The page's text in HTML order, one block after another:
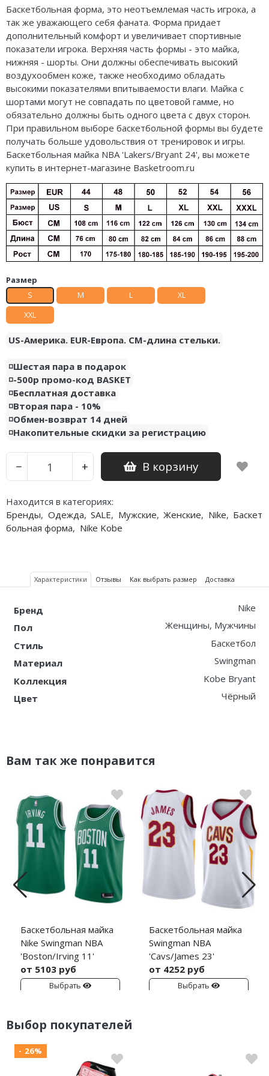
Баскетбольная форма, это неотъемлемая часть игрока, а
так же уважающего себя фаната. Форма придает
дополнительный комфорт и увеличивает спортивные
показатели игрока. Верхняя часть формы - это майка,
нижняя - шорты. Они должны обеспечивать высокий
воздухообмен коже, также необходимо обладать
высокими показателями впитываемости влаги. Майка с
шортами могут не совпадать по цветовой гамме, но
обязательно должны быть одного цвета с двух сторон.
При правильном выборе баскетбольной формы вы будете
получать больше удовольствия от тренировок и игры.
Баскетбольная майка NBA 'Lakers/Bryant 24', вы можете
купить в интернет-магазине Basketroom.ru
Размер
S M L
XL
XXL
US-Америка. EUR-Европа. CM-длина стельки.
◽️Шестая пара в подарок
◽️-500р промо-код BASKET
◽️Бесплатная доставка
◽️Вторая пара - 10%
◽️Обмен-возврат 14 дней
◽️Накопительные скидки за регистрацию
− + В корзину
Находится в категориях:
Бренды, Одежда, SALE, Мужские, Женские, Nike, Баскет
больная форма, Nike Kobe
Характеристики Отзывы Как выбрать размер Доставка
Бренд
Nike
Пол
Женщины, Мужчины
Стиль
Баскетбол
Материал
Swingman
Коллекция
Kobe Bryant
Цвет
Чёрный
Вам так же понравится
Баскетбольная майка
Nike Swingman NBA
'Boston/Irving 11'
от 5103 руб
Выбрать
Баскетбольная майка
Swingman NBA
'Cavs/James 23'
от 4252 руб
Выбрать
Выбор покупателей
- 26%
Air Jordan 5
Air Jordan 6
Air Jordan 7
Air Jordan 10
Air Jordan 11
Air Jordan 12
Air Jordan 13
Air Jordan 14
Air Jordan 15
Air Jordan 23
Nike Air Deldon
Nike Sabrina
Nike A’ja
Nike ST
Nike GT
Nike Ja
Nike Book
Nike LeBron
Nike Kyrie
Nike Freak
Nike PG
Nike Kobe
Nike Uptempo
Nike Foamposite